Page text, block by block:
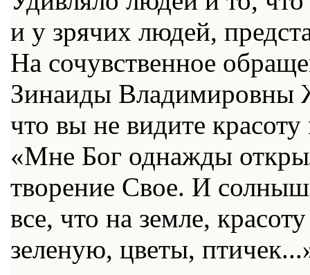
и у зрячих людей,
На сочувственное
Зинаиды Владимировны
что вы не видите
«Мне Бог однажды
творение Свое. И
все, что на земле,
зеленую, цветы,